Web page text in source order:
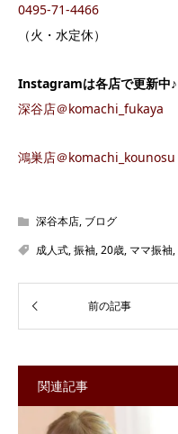
0495-71-4466
（火・水定休）
Instagramは各店で更新中♪
深谷店＠komachi_fukaya
鴻巣店＠komachi_kounosu
深谷本店, ブログ
成人式,振袖,20歳, ママ振袖,
関連記事